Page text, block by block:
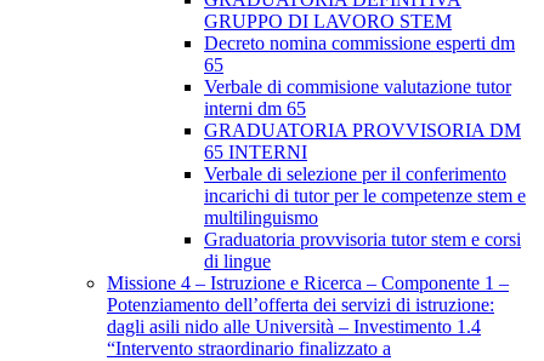
GRUPPO DI LAVORO STEM
Decreto nomina commissione esperti dm
65
Verbale di commisione valutazione tutor
interni dm 65
GRADUATORIA PROVVISORIA DM
65 INTERNI
Verbale di selezione per il conferimento
incarichi di tutor per le competenze stem e
multilinguismo
Graduatoria provvisoria tutor stem e corsi
di lingue
Missione 4 – Istruzione e Ricerca – Componente 1 –
Potenziamento dell’offerta dei servizi di istruzione:
dagli asili nido alle Università – Investimento 1.4
“Intervento straordinario finalizzato a